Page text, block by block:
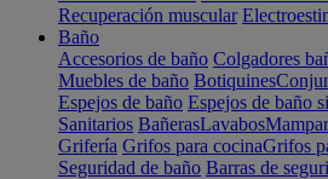
Recuperación muscular
Baño
Accesorios de baño Colgadores
Muebles de baño Botiquines
Espejos de baño Espejos de baño
Sanitarios BañerasLavabos
Grifería Grifos para cocinaGrifos
Seguridad de baño Barras de